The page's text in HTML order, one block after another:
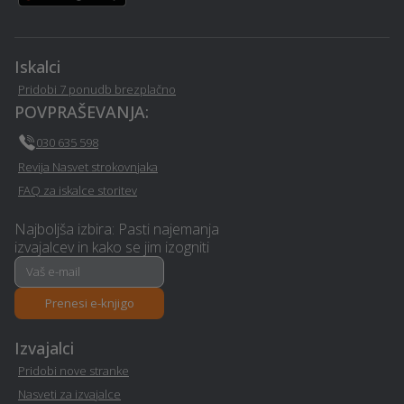
Stenske obloge - Ljubljana
Vrtna lopa, hiška, uta -
Ljubljana
Strešna okna - Ljubljana
Vedeževanje - Ljubljana
Wellness - Ljubljana
Pasji salon - Ljubljana
Iskalci
Pridobi 7 ponudb brezplačno
POVPRAŠEVANJA:
030 635 598
Revija Nasvet strokovnjaka
FAQ za iskalce storitev
Najboljša izbira: Pasti najemanja
izvajalcev in kako se jim izogniti
Prenesi e-knjigo
Izvajalci
Pridobi nove stranke
Nasveti za izvajalce